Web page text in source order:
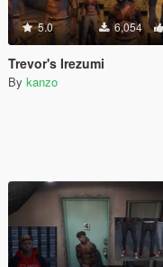
5.0 6,054
Trevor's Irezumi
By kanzo